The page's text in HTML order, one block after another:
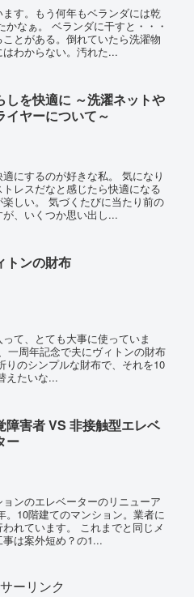
す。もう何年もベランダには乾
なぁ。 ベランダに干すと・・・
とがある。倒れていたら洗濯物
わからない。汚れた...
しを快適に ～洗濯ネットや
イヤーについて～
にするのが好きな私。 気になり
レスだなと感じたら快適になる
しい。 気づくたびに当たり前の
、いくつか思い出し...
トンの財布
て、とても大事に使っていま
一周年記念で夫にヴィトンの財布
りのシンプルな財布で、それを10
えたいな...
障害者 VS 非接触型エレベ
ー
ンのエレベーターのリニューア
。10階建てのマンション。業者に
れています。 これまでと同じメ
は案外短め？の1...
ーリンク